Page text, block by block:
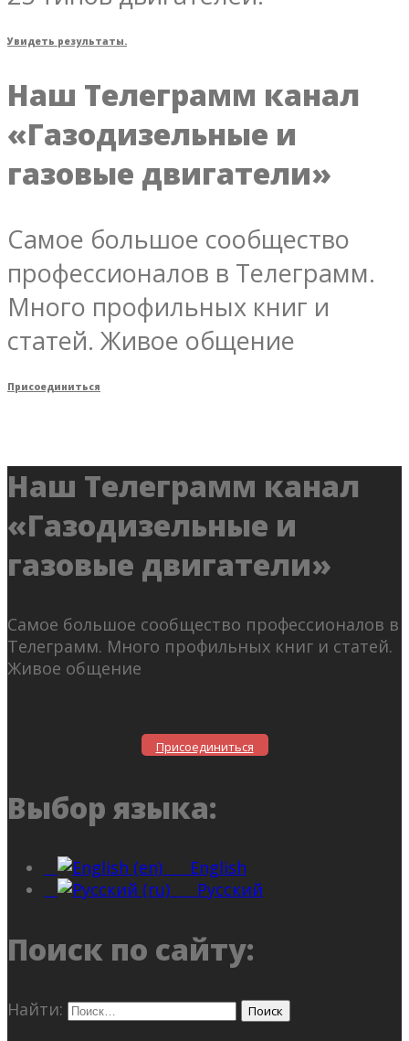
Увидеть результаты.
Наш Телеграмм канал
«Газодизельные и
газовые двигатели»
Самое большое сообщество
профессионалов в Телеграмм.
Много профильных книг и
статей. Живое общение
Присоединиться
Наш Телеграмм канал
«Газодизельные и
газовые двигатели»
Самое большое сообщество профессионалов в
Телеграмм. Много профильных книг и статей.
Живое общение
Присоединиться
Выбор языка:
English
Русский
Поиск по сайту:
Найти: